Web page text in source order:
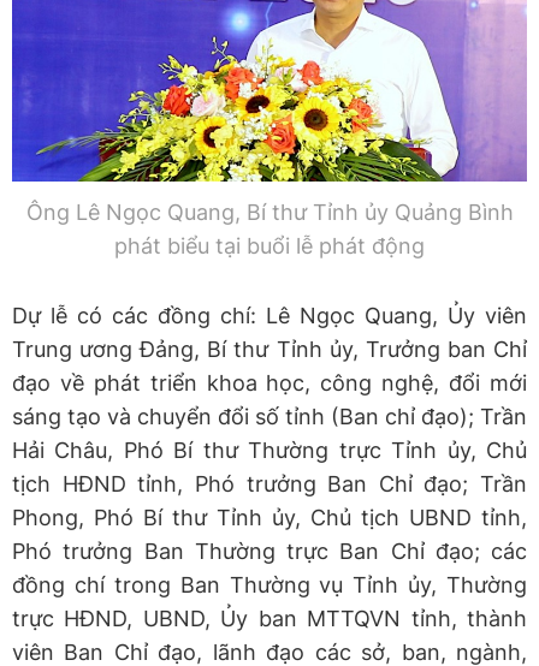
Ông Lê Ngọc Quang, Bí thư Tỉnh ủy Quảng Bình
phát biểu tại buổi lễ phát động
Dự lễ có các đồng chí: Lê Ngọc Quang, Ủy viên
Trung ương Đảng, Bí thư Tỉnh ủy, Trưởng ban Chỉ
đạo về phát triển khoa học, công nghệ, đổi mới
sáng tạo và chuyển đổi số tỉnh (Ban chỉ đạo); Trần
Hải Châu, Phó Bí thư Thường trực Tỉnh ủy, Chủ
tịch HĐND tỉnh, Phó trưởng Ban Chỉ đạo; Trần
Phong, Phó Bí thư Tỉnh ủy, Chủ tịch UBND tỉnh,
Phó trưởng Ban Thường trực Ban Chỉ đạo; các
đồng chí trong Ban Thường vụ Tỉnh ủy, Thường
trực HĐND, UBND, Ủy ban MTTQVN tỉnh, thành
viên Ban Chỉ đạo, lãnh đạo các sở, ban, ngành,